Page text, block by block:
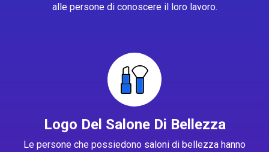
alle persone di conoscere il loro lavoro.
Logo Del Salone Di Bellezza
Le persone che possiedono saloni di bellezza hanno